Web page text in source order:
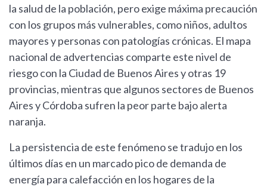
la salud de la población, pero exige máxima precaución
con los grupos más vulnerables, como niños, adultos
mayores y personas con patologías crónicas. El mapa
nacional de advertencias comparte este nivel de
riesgo con la Ciudad de Buenos Aires y otras 19
provincias, mientras que algunos sectores de Buenos
Aires y Córdoba sufren la peor parte bajo alerta
naranja.
La persistencia de este fenómeno se tradujo en los
últimos días en un marcado pico de demanda de
energía para calefacción en los hogares de la